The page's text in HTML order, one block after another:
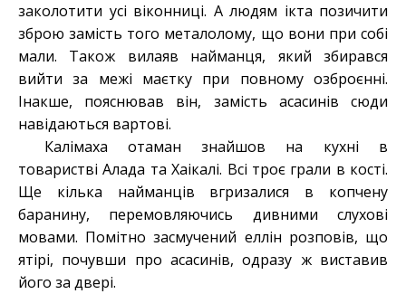
заколотити усі віконниці. А людям ікта позичити
зброю замість того металолому, що вони при собі
мали. Також вилаяв найманця, який збирався
вийти за межі маєтку при повному озброєнні.
Інакше, пояснював він, замість асасинів сюди
навідаються вартові.
Калімаха отаман знайшов на кухні в
товаристві Алада та Хаікалі. Всі троє грали в кості.
Ще кілька найманців вгризалися в копчену
баранину, перемовляючись дивними слухові
мовами. Помітно засмучений еллін розповів, що
ятірі, почувши про асасинів, одразу ж виставив
його за двері.